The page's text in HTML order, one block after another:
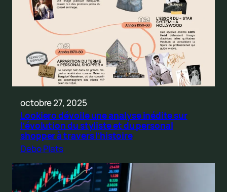
octobre 27, 2025
Lookiero dévoile une analyse inédite sur
l’évolution du styliste et du personal
shopper à travers l’histoire
Debo Plats